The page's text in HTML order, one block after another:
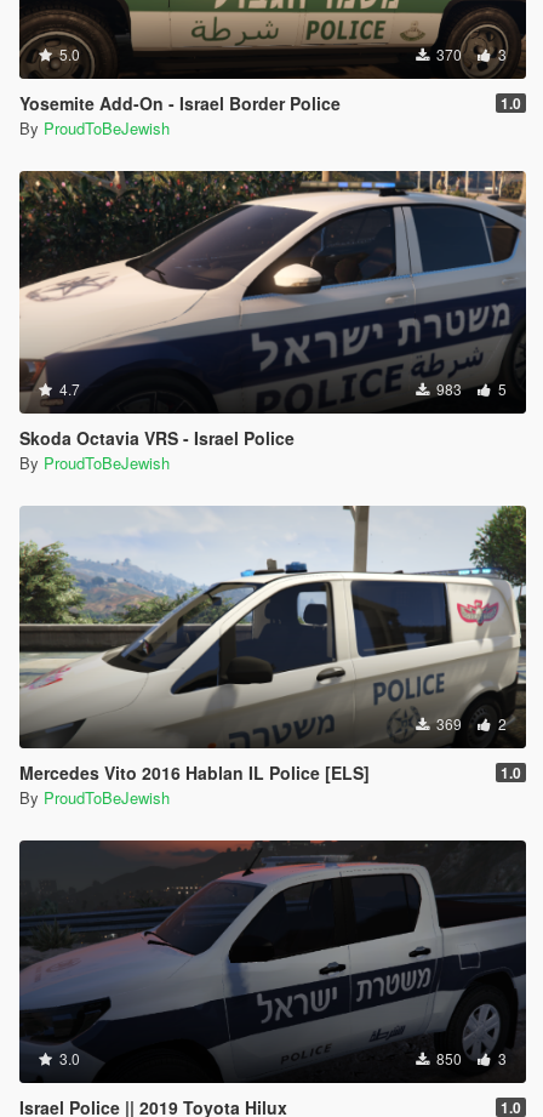
5.0 370 3
Yosemite Add-On - Israel Border Police 1.0
By ProudToBeJewish
4.7 983 5
Skoda Octavia VRS - Israel Police
By ProudToBeJewish
369 2
Mercedes Vito 2016 Hablan IL Police [ELS] 1.0
By ProudToBeJewish
3.0 850 3
Israel Police || 2019 Toyota Hilux 1.0